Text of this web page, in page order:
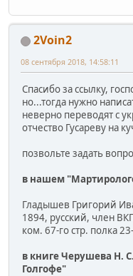
2Voin2
08 сентября 2018, 14:58:11
Спасибо за ссылку,
но...тогда нужно
неверно переводят с
отчество Гусареву на
позвольте задать
в нашем
Гладышев Григорий
1894, русский, член
ком. 67-го стр. полка
в книге Черушева Н.
Голгофе"